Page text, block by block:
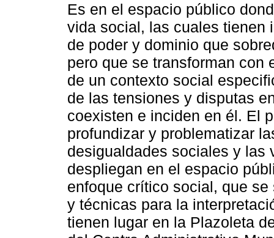
Es en el espacio público
vida social, las cuales tienen
de poder y dominio que
pero que se transforman con
de un contexto social
de las tensiones y disputas
coexisten e inciden en él. El
profundizar y problematizar
desigualdades sociales y las
despliegan en el espacio
enfoque crítico social, que
y técnicas para la
tienen lugar en la Plazoleta